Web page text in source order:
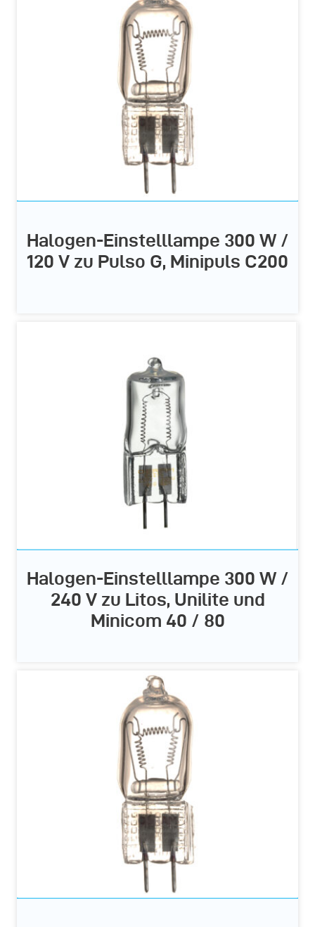
Halogen-Einstelllampe 300 W /
120 V zu Pulso G, Minipuls C200
Halogen-Einstelllampe 300 W /
240 V zu Litos, Unilite und
Minicom 40 / 80